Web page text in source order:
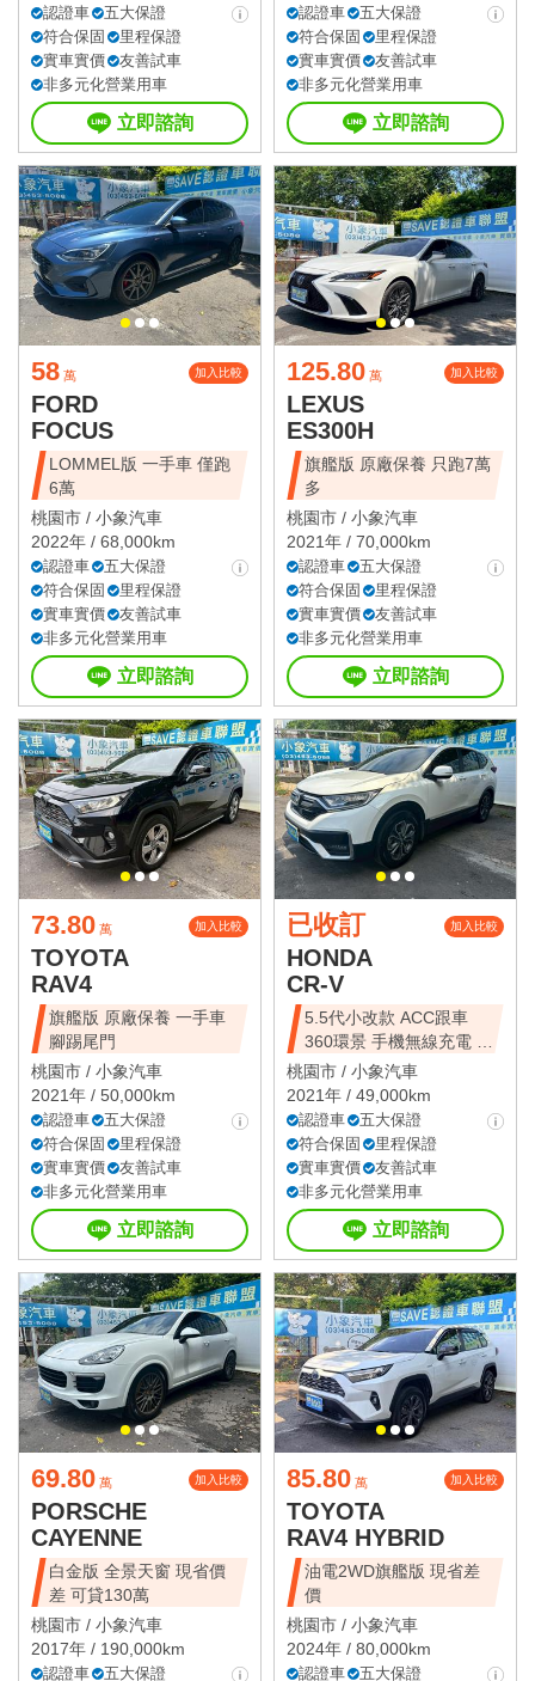
認證車
五大保證
符合保固
里程保證
實車實價
友善試車
非多元化營業用車
立即諮詢
認證車
五大保證
符合保固
里程保證
實車實價
友善試車
非多元化營業用車
立即諮詢
58 萬 加入比較
FORD
FOCUS
LOMMEL版 一手車 僅跑
6萬
桃園市 / 小象汽車
2022年 / 68,000km
認證車
五大保證
符合保固
里程保證
實車實價
友善試車
非多元化營業用車
立即諮詢
125.80 萬 加入比較
LEXUS
ES300H
旗艦版 原廠保養 只跑7萬
多
桃園市 / 小象汽車
2021年 / 70,000km
認證車
五大保證
符合保固
里程保證
實車實價
友善試車
非多元化營業用車
立即諮詢
73.80 萬 加入比較
TOYOTA
RAV4
旗艦版 原廠保養 一手車
腳踢尾門
桃園市 / 小象汽車
2021年 / 50,000km
認證車
五大保證
符合保固
里程保證
實車實價
友善試車
非多元化營業用車
立即諮詢
已收訂 加入比較
HONDA
CR-V
5.5代小改款 ACC跟車
360環景 手機無線充電 一
手車
桃園市 / 小象汽車
2021年 / 49,000km
認證車
五大保證
符合保固
里程保證
實車實價
友善試車
非多元化營業用車
立即諮詢
69.80 萬 加入比較
PORSCHE
CAYENNE
白金版 全景天窗 現省價
差 可貸130萬
桃園市 / 小象汽車
2017年 / 190,000km
認證車 五大保證
85.80 萬 加入比較
TOYOTA
RAV4 HYBRID
油電2WD旗艦版 現省差
價
桃園市 / 小象汽車
2024年 / 80,000km
認證車 五大保證